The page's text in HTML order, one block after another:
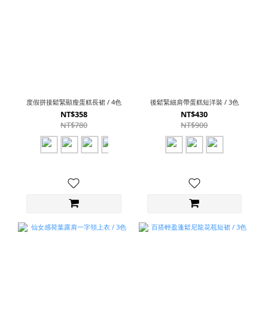
度假拼接鬆緊顯瘦蛋糕長裙 / 4色
NT$358
NT$780
後鬆緊細肩帶蛋糕短洋裝 / 3色
NT$430
NT$900